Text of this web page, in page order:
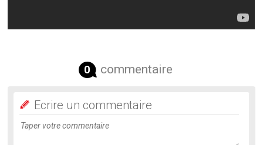
0 commentaire
Ecrire un commentaire